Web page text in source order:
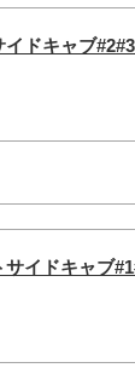
ドキャブ
イドキャブ